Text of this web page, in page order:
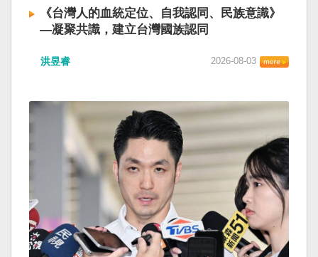
《台灣人的血統定位、自我認同、民族意識》
—凝聚共識，建立台灣國族認同
洪昱睿 2026-08-03